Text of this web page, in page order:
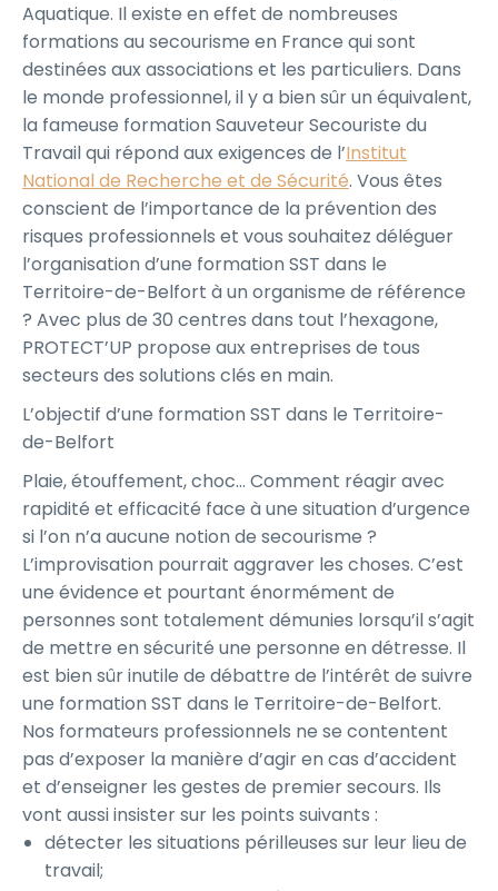
Aquatique. Il existe en effet de nombreuses
formations au secourisme en France qui sont
destinées aux associations et les particuliers. Dans
le monde professionnel, il y a bien sûr un équivalent,
la fameuse formation Sauveteur Secouriste du
Travail qui répond aux exigences de l’Institut
National de Recherche et de Sécurité. Vous êtes
conscient de l’importance de la prévention des
risques professionnels et vous souhaitez déléguer
l’organisation d’une formation SST dans le
Territoire-de-Belfort à un organisme de référence
? Avec plus de 30 centres dans tout l’hexagone,
PROTECT’UP propose aux entreprises de tous
secteurs des solutions clés en main.
L’objectif d’une formation SST dans le Territoire-
de-Belfort
Plaie, étouffement, choc… Comment réagir avec
rapidité et efficacité face à une situation d’urgence
si l’on n’a aucune notion de secourisme ?
L’improvisation pourrait aggraver les choses. C’est
une évidence et pourtant énormément de
personnes sont totalement démunies lorsqu’il s’agit
de mettre en sécurité une personne en détresse. Il
est bien sûr inutile de débattre de l’intérêt de suivre
une formation SST dans le Territoire-de-Belfort.
Nos formateurs professionnels ne se contentent
pas d’exposer la manière d’agir en cas d’accident
et d’enseigner les gestes de premier secours. Ils
vont aussi insister sur les points suivants :
détecter les situations périlleuses sur leur lieu de
travail;